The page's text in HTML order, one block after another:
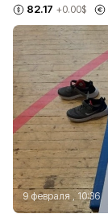
82.17 +0.00$
9 февраля , 10:36